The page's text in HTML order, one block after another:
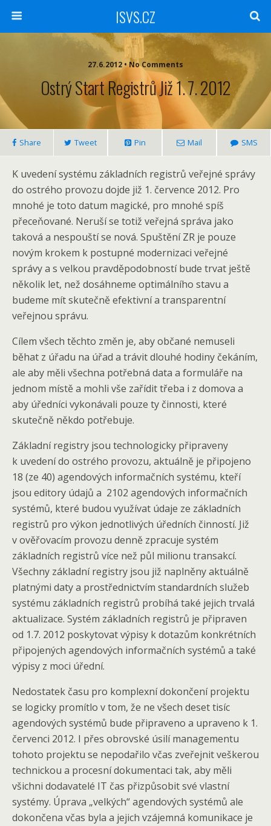
ISVS.CZ
27.6.2012 • No Comments
Ostrý Start Registrů Již 1. 7. 2012
Share Tweet Pin Mail SMS
K uvedení systému základních registrů veřejné správy
do ostrého provozu dojde již 1. července 2012. Pro
mnohé je toto datum magické, pro mnohé spíš
přeceňované. Neruší se totiž veřejná správa jako
taková a nespouští se nová. Spuštění ZR je pouze
novým krokem k postupné modernizaci veřejné
správy a s velkou pravděpodobností bude trvat ještě
několik let, než dosáhneme optimálního stavu a
budeme mít skutečně efektivní a transparentní
veřejnou správu.
Cílem všech těchto změn je, aby občané nemuseli
běhat z úřadu na úřad a trávit dlouhé hodiny čekáním,
ale aby měli všechna potřebná data a formuláře na
jednom místě a mohli vše zařídit třeba i z domova a
aby úředníci vykonávali pouze ty činnosti, které
skutečně někdo potřebuje.
Základní registry jsou technologicky připraveny
k uvedení do ostrého provozu, aktuálně je připojeno
18 (ze 40) agendových informačních systému, kteří
jsou editory údajů a 2102 agendových informačních
systémů, které budou využívat údaje ze základních
registrů pro výkon jednotlivých úředních činností. Již
v ověřovacím provozu denně zpracuje systém
základních registrů více než půl milionu transakcí.
Všechny základní registry jsou již naplněny aktuálně
platnými daty a prostřednictvím standardních služeb
systému základních registrů probíhá také jejich trvalá
aktualizace. Systém základních registrů je připraven
od 1.7. 2012 poskytovat výpisy k dotazům konkrétních
připojených agendových informačních systémů a také
výpisy z moci úřední.
Nedostatek času pro komplexní dokončení projektu
se logicky promítlo v tom, že ne všech deset tisíc
agendových systémů bude připraveno a upraveno k 1.
červenci 2012. I přes obrovské úsilí managementu
tohoto projektu se nepodařilo včas zveřejnit veškerou
technickou a procesní dokumentaci tak, aby měli
všichni dodavatelé IT čas přizpůsobit své vlastní
systémy. Úprava „velkých“ agendových systémů ale
dokončena včas byla a jejich vzájemná komunikace je